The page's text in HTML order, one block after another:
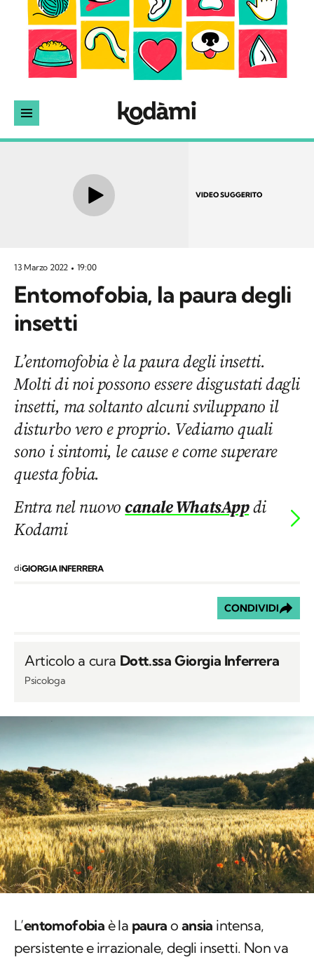
VIDEO SUGGERITO
13 Marzo 2022 19:00
Entomofobia, la paura degli
insetti
L’entomofobia è la paura degli insetti.
Molti di noi possono essere disgustati dagli
insetti, ma soltanto alcuni sviluppano il
disturbo vero e proprio. Vediamo quali
sono i sintomi, le cause e come superare
questa fobia.
Entra nel nuovocanale WhatsAppdi
Kodami
diGIORGIA INFERRERA
CONDIVIDI
Articolo a cura Dott.ssa Giorgia Inferrera
Psicologa
L’entomofobia è la paura o ansia intensa,
persistente e irrazionale, degli insetti. Non va